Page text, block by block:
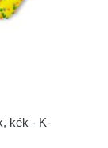
kék - K-